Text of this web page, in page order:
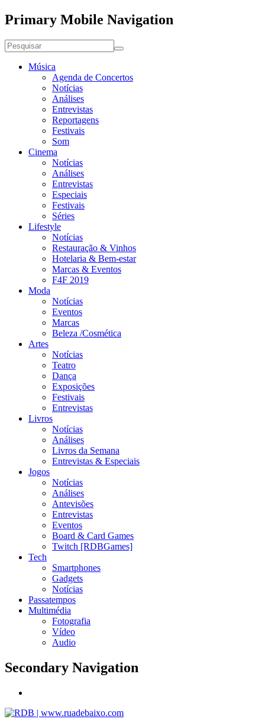
Primary Mobile Navigation
Música
Agenda de Concertos
Notícias
Análises
Entrevistas
Reportagens
Festivais
Som
Cinema
Notícias
Análises
Entrevistas
Especiais
Festivais
Séries
Lifestyle
Notícias
Restauração & Vinhos
Hotelaria & Bem-estar
Marcas & Eventos
F4F 2019
Moda
Notícias
Eventos
Marcas
Beleza /Cosmética
Artes
Notícias
Teatro
Dança
Exposições
Festivais
Entrevistas
Livros
Notícias
Análises
Livros da Semana
Entrevistas & Especiais
Jogos
Notícias
Análises
Antevisões
Entrevistas
Eventos
Board & Card Games
Twitch [RDBGames]
Tech
Smartphones
Gadgets
Notícias
Passatempos
Multimédia
Fotografia
Vídeo
Audio
Secondary Navigation